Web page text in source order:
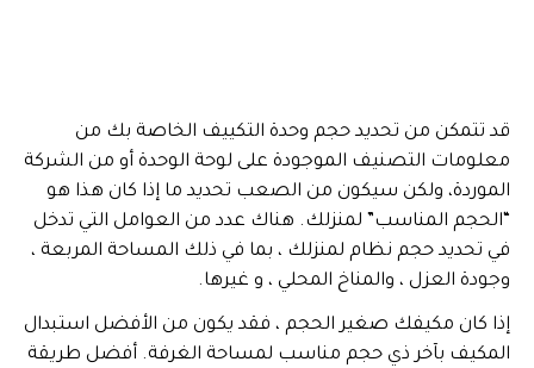
قد تتمكن من تحديد حجم وحدة التكييف الخاصة بك من
معلومات التصنيف الموجودة على لوحة الوحدة أو من الشركة
الموردة، ولكن سيكون من الصعب تحديد ما إذا كان هذا هو
“الحجم المناسب” لمنزلك. هناك عدد من العوامل التي تدخل
في تحديد حجم نظام لمنزلك ، بما في ذلك المساحة المربعة ،
وجودة العزل ، والمناخ المحلي ، و غيرها.
إذا كان مكيفك صغير الحجم ، فقد يكون من الأفضل استبدال
المكيف بآخر ذي حجم مناسب لمساحة الغرفة. أفضل طريقة